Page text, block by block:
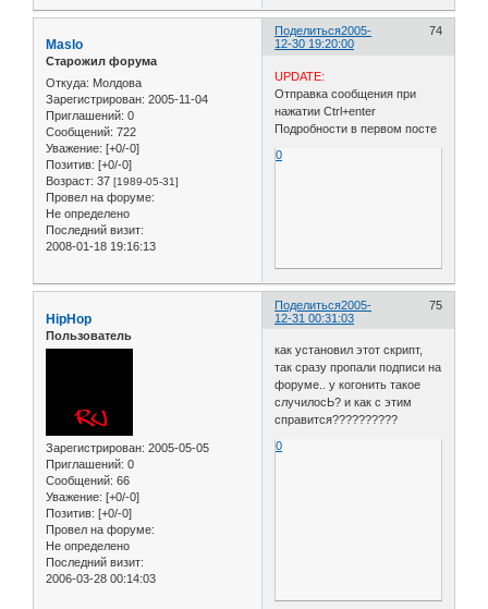
Поделиться 74
2005-
12-30 19:20:00
Maslo
Старожил форума
Откуда: Молдова
Зарегистрирован: 2005-11-04
Приглашений: 0
Сообщений: 722
Уважение: [+0/-0]
Позитив: [+0/-0]
Возраст: 37 [1989-05-31]
Провел на форуме:
Не определено
Последний визит:
2008-01-18 19:16:13
UPDATE:
Отправка сообщения при
нажатии Ctrl+enter
Подробности в первом посте
0
Поделиться 75
2005-
12-31 00:31:03
HipHop
Пользователь
Зарегистрирован: 2005-05-05
Приглашений: 0
Сообщений: 66
Уважение: [+0/-0]
Позитив: [+0/-0]
Провел на форуме:
Не определено
Последний визит:
2006-03-28 00:14:03
как установил этот скрипт,
так сразу пропали подписи на
форуме.. у когонить такое
случилосЬ? и как с этим
справится??????????
0